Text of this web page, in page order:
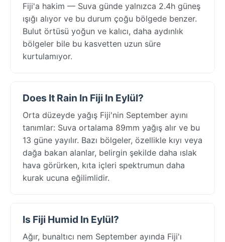
Fiji'a hakim — Suva günde yalnızca 2.4h güneş
ışığı alıyor ve bu durum çoğu bölgede benzer.
Bulut örtüsü yoğun ve kalıcı, daha aydınlık
bölgeler bile bu kasvetten uzun süre
kurtulamıyor.
Does It Rain In Fiji In Eylül?
Orta düzeyde yağış Fiji'nin September ayını
tanımlar: Suva ortalama 89mm yağış alır ve bu
13 güne yayılır. Bazı bölgeler, özellikle kıyı veya
dağa bakan alanlar, belirgin şekilde daha ıslak
hava görürken, kıta içleri spektrumun daha
kurak ucuna eğilimlidir.
Is Fiji Humid In Eylül?
Ağır, bunaltıcı nem September ayında Fiji'ı